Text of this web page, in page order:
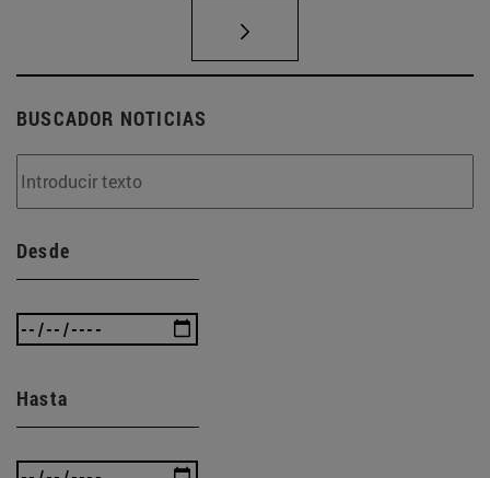
BUSCADOR NOTICIAS
Desde
Hasta